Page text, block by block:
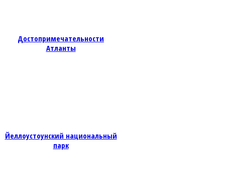
Достопримечательности
Атланты
Йеллоустоунский национальный
парк